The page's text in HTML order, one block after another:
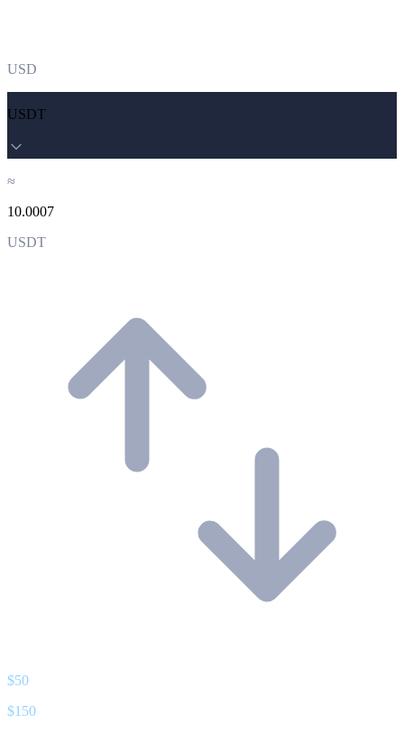
USD
USDT
≈
10.0007
USDT
$50
$150